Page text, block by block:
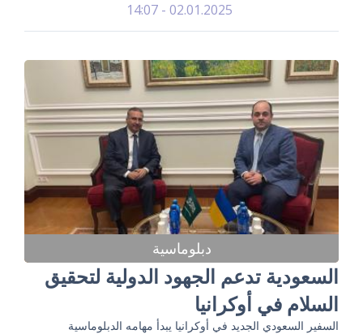
02.01.2025 - 14:07
دبلوماسية
السعودية تدعم الجهود الدولية لتحقيق
السلام في أوكرانيا
السفير السعودي الجديد في أوكرانيا يبدأ مهامه الدبلوماسية